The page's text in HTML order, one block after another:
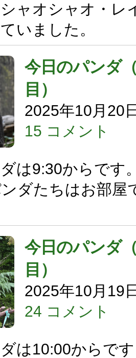
ャオシャオ・レ
いました。
今日のパンダ
目）
2025年10月20
15 コメント
は9:30からです
ダたちはお部屋
今日のパンダ
目）
2025年10月19
24 コメント
は10:00からで